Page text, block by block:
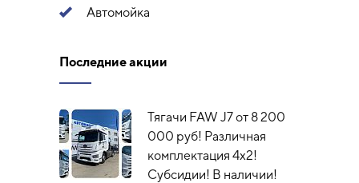
Автомойка
Последние акции
Тягачи FAW J7 от 8 200
000 руб! Различная
комплектация 4х2!
Субсидии! В наличии!